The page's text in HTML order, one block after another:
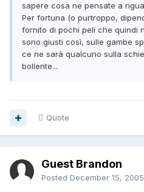
sapere cosa ne pensate a
Per fortuna (o purtroppo,
fornito di pochi peli che quindi
sono giusti così, sulle gambe
ce ne sarà qualcuno sulla
bollente...
Quote
Guest Brandon
Posted December 15, 2005